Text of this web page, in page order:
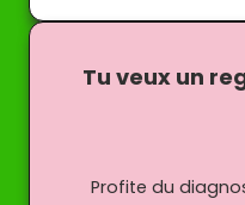
Tu veux un
Profite du